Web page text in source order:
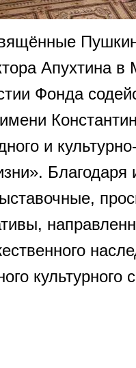
Апухтина
Фонда
и
Благодаря
культурного